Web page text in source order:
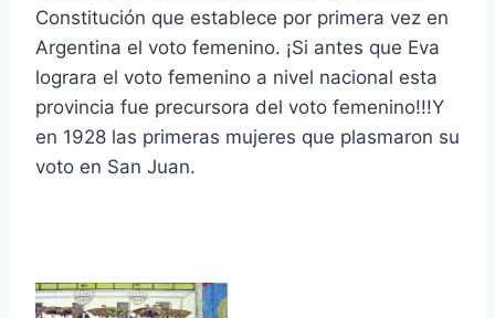
Constitución que establece por primera vez en
Argentina el voto femenino. ¡Si antes que Eva
lograra el voto femenino a nivel nacional esta
provincia fue precursora del voto femenino!!!Y
en 1928 las primeras mujeres que plasmaron su
voto en San Juan.